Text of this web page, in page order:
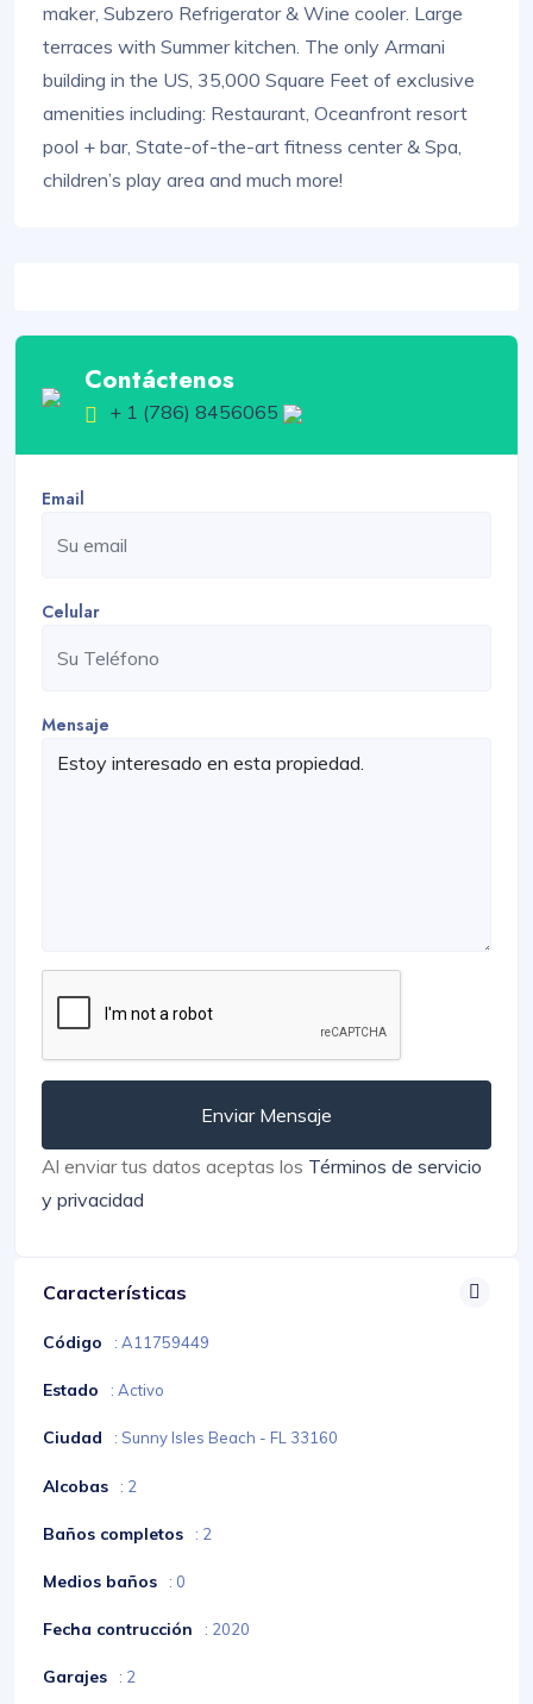
maker, Subzero Refrigerator & Wine cooler. Large
terraces with Summer kitchen. The only Armani
building in the US, 35,000 Square Feet of exclusive
amenities including: Restaurant, Oceanfront resort
pool + bar, State-of-the-art fitness center & Spa,
children’s play area and much more!
Contáctenos
+ 1 (786) 8456065
Email
Celular
Mensaje
Enviar Mensaje
Al enviar tus datos aceptas los Términos de servicio
y privacidad
Características
Código : A11759449
Estado : Activo
Ciudad : Sunny Isles Beach - FL 33160
Alcobas : 2
Baños completos : 2
Medios baños : 0
Fecha contrucción : 2020
Garajes : 2